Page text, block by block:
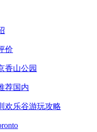
价
香山公园
荐国内
欢乐谷游玩攻略